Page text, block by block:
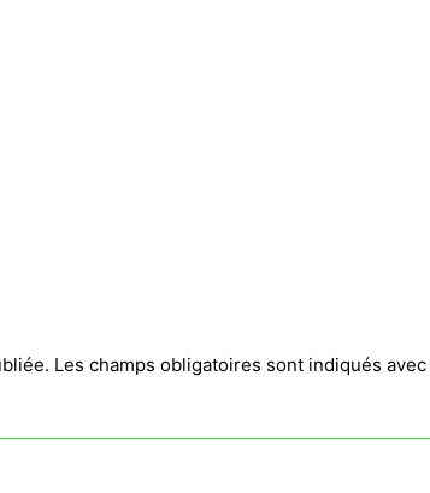
Les champs obligatoires sont indiqués avec